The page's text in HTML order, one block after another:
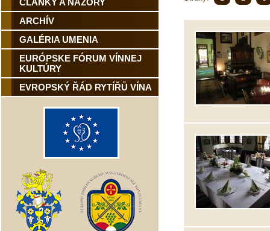
ČLÁNKY A NÁZORY
ARCHÍV
GALÉRIA UMENIA
EURÓPSKE FÓRUM VÍNNEJ
KULTÚRY
EVROPSKÝ ŘÁD RYTÍŘŮ VÍNA